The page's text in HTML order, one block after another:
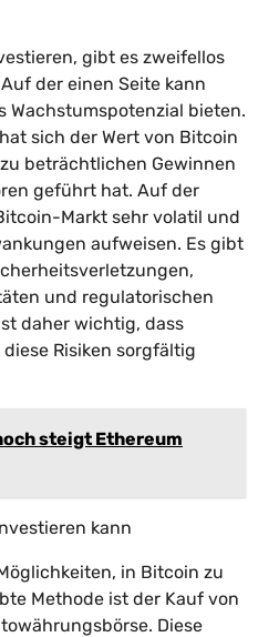
gibt es zweifellos
der einen Seite kann
Wachstumspotenzial bieten.
sich der Wert von Bitcoin
beträchtlichen Gewinnen
geführt hat. Auf der
Markt sehr volatil und
aufweisen. Es gibt
und regulatorischen
daher wichtig, dass
Risiken sorgfältig
steigt Ethereum
kann
in Bitcoin zu
Methode ist der Kauf von
Diese